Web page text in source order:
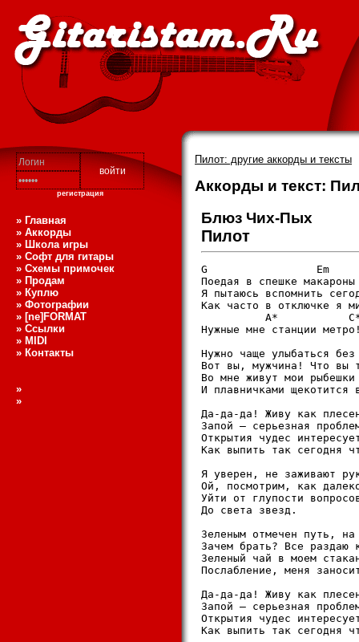
регистрация
Пилот: другие аккорды и тексты
Аккорды и текст:
» Главная
» Аккорды
» Школа игры
» Софт для гитары
» Схемы примочек
» Продам
» Куплю
» Фотографии
» [ne]FORMAT
» Ссылки
» MIDI
» Контакты
»
»
Блюз Чих-Пых
Пилот
G                 Em
Поедая в спешке
Я пытаюсь вспомнить
Как часто в отключке я
A*
Нужные мне станции
Нужно чаще улыбаться
Вот вы, мужчина! Что вы
Во мне живут мои рыбешки
И плавничками щекотится
Да-да-да! Живу как
Запой – серьезная
Открытия чудес
Как выпить так сегодня
Я уверен, не заживают
Ой, посмотрим, как
Уйти от глупости
До света звезд.
Зеленым отмечен путь,
Зачем брать? Все раздаю
Зеленый чай в моем
Послабление, меня
Да-да-да! Живу как
Запой – серьезная
Открытия чудес
Как выпить так сегодня